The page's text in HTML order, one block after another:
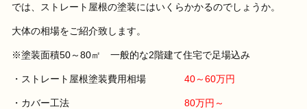
では、ストレート屋根の塗装にはいくらかかるのでしょうか。
大体の相場をご紹介致します。
※塗装面積50～80㎡ 一般的な2階建て住宅で足場込み
・ストレート屋根塗装費用相場40～60万円
・カバー工法80万円～